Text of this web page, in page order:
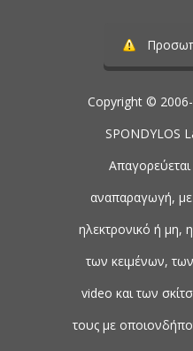
Copyright ©
SPONDYLOS
Απαγορεύεται
αναπαραγωγή,
ηλεκτρονικό ή μη,
των κειμένων,
video και των
τους με